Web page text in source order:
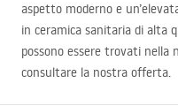
aspetto moderno e
in ceramica sanitaria di alta
possono essere trovati
consultare la nostra offerta.